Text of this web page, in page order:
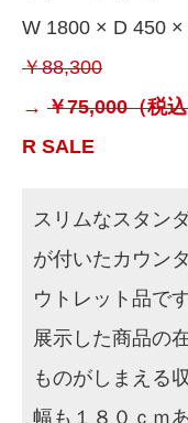
W 1800 × D 450
￥88,300
→ ￥75,000（税
R SALE
スリムなスタン
が付いたカウン
ウトレット品です
展示した商品の
ものがしまえる
幅も１８０ｃｍ